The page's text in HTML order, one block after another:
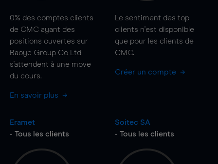
0% des comptes clients
de CMC ayant des
positions ouvertes sur
Baoye Group Co Ltd
s'attendent à une move
du cours.
En savoir plus
Le sentiment des top
clients n'est disponible
que pour les clients de
CMC.
Créer un compte
Eramet
- Tous les clients
Soitec SA
- Tous les clients